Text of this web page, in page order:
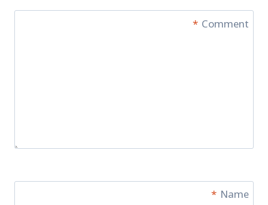
Comment
*
Name
*